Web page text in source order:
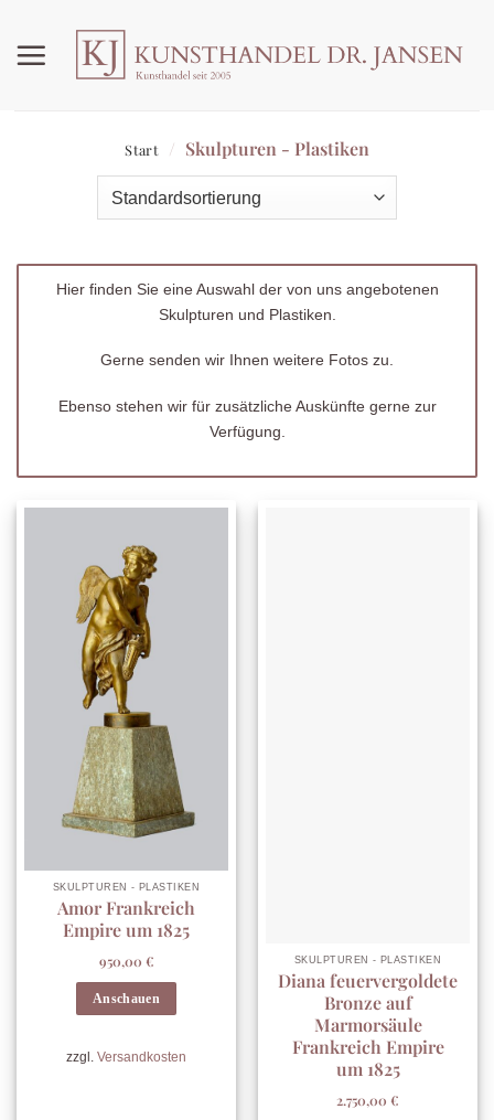
springen
Start / Skulpturen - Plastiken
Hier finden Sie eine Auswahl der von uns angebotenen
Skulpturen und Plastiken.
Gerne senden wir Ihnen weitere Fotos zu.
Ebenso stehen wir für zusätzliche Auskünfte gerne zur
Verfügung.
SKULPTUREN - PLASTIKEN
Amor Frankreich
Empire um 1825
950,00 €
Anschauen
zzgl. Versandkosten
SKULPTUREN - PLASTIKEN
Diana feuervergoldete
Bronze auf
Marmorsäule
Frankreich Empire
um 1825
2.750,00 €